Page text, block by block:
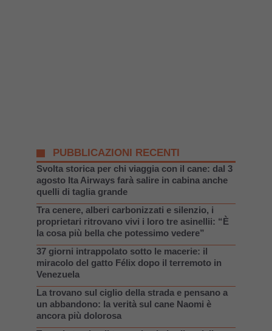
PUBBLICAZIONI RECENTI
Svolta storica per chi viaggia con il cane: dal 3
agosto Ita Airways farà salire in cabina anche
quelli di taglia grande
Tra cenere, alberi carbonizzati e silenzio, i
proprietari ritrovano vivi i loro tre asinellii: “È
la cosa più bella che potessimo vedere”
37 giorni intrappolato sotto le macerie: il
miracolo del gatto Félix dopo il terremoto in
Venezuela
La trovano sul ciglio della strada e pensano a
un abbandono: la verità sul cane Naomi è
ancora più dolorosa